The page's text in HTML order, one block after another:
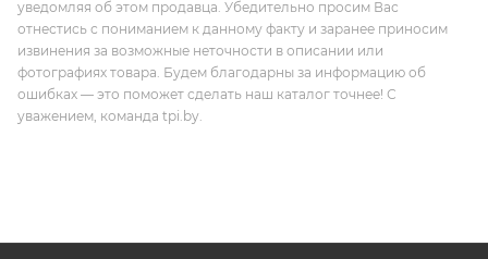
уведомляя об этом продавца. Убедительно просим Вас
отнестись с пониманием к данному факту и заранее приносим
извинения за возможные неточности в описании или
фотографиях товара. Будем благодарны за информацию об
ошибках — это поможет сделать наш каталог точнее! С
уважением, команда tpi.by.